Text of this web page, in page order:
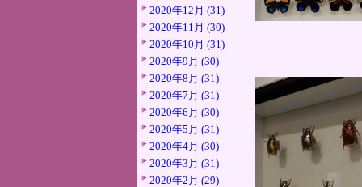
2020年12月 (31)
2020年11月 (30)
2020年10月 (31)
2020年9月 (30)
2020年8月 (31)
2020年7月 (31)
2020年6月 (30)
2020年5月 (31)
2020年4月 (30)
2020年3月 (31)
2020年2月 (29)